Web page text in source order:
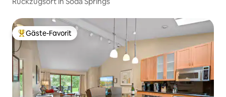
Beliebter Gäste-Favorit.
Gäste-Favorit